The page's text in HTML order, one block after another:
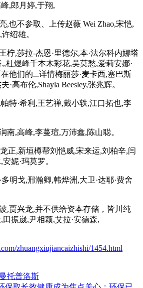
,郎月婷,于翔,
不参取、上传赵薇 Wei Zhao,宋恺,
绍雄。
,莎拉-杰恩·里德尔,本·法尔科内娜塔
,,杜煜峰千本木彩花,吴莫愁,爱莉安娜·
他们的...详情梅丽莎·麦卡西,塞巴斯
·高布伦,Shayla Beesley,张兆辉。
·希利,王艺禅,戴小轶,江口拓也,李
,高峰,李蔓瑄,万沛鑫,陈山聪。
正,新垣樽帮刘恺威,宋来运,刘柏辛,闫
妮·玛莫罗。
戈,邢瀚卿,韩烨洲,大卫·达耶·费舍
兴龙,并不供给资本存储，皆川纯
振崴,尹相颖,艾拉·安德森,
zhuangxiujiancaizhishi/1454.html
托普洛斯